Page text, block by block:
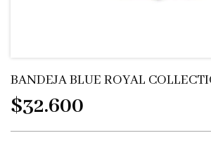
BANDEJA BLUE ROYAL
$32.600